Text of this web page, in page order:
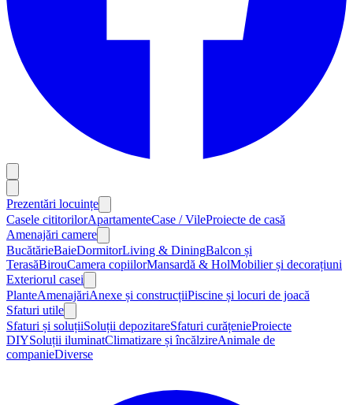
Prezentări locuințe
Casele cititorilorApartamenteCase / VileProiecte de casă
Amenajări camere
BucătărieBaieDormitorLiving & DiningBalcon și
TerasăBirouCamera copiilorMansardă & HolMobilier și decorațiuni
Exteriorul casei
PlanteAmenajăriAnexe și construcțiiPiscine și locuri de joacă
Sfaturi utile
Sfaturi și soluțiiSoluții depozitareSfaturi curățenieProiecte
DIYSoluții iluminatClimatizare și încălzireAnimale de
companieDiverse